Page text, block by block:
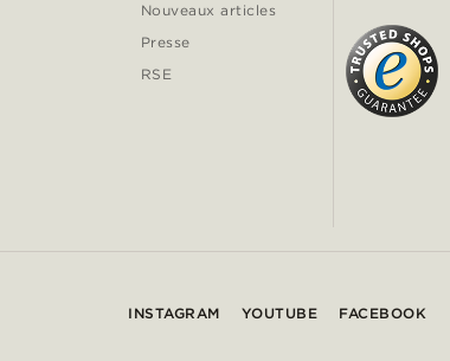
Nouveaux articles
Presse
RSE
INSTAGRAM YOUTUBE FACEBOOK